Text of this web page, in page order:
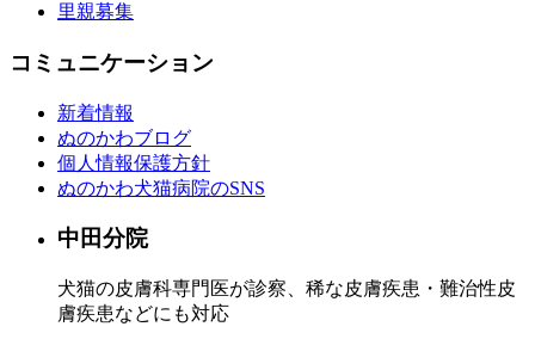
里親募集
コミュニケーション
新着情報
ぬのかわブログ
個人情報保護方針
ぬのかわ犬猫病院のSNS
中田分院
犬猫の皮膚科専門医が診察、稀な皮膚疾患・難治性皮
膚疾患などにも対応